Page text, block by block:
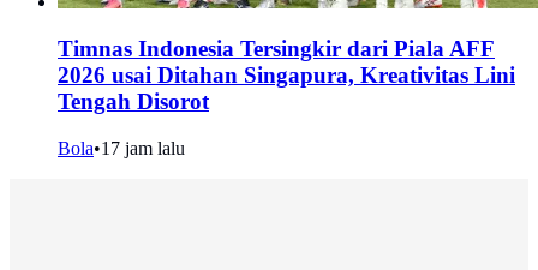
Timnas Indonesia Tersingkir dari Piala AFF
2026 usai Ditahan Singapura, Kreativitas Lini
Tengah Disorot
Bola•17 jam lalu